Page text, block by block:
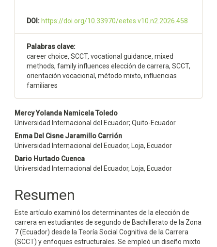
DOI: https://doi.org/10.33970/eetes.v10.n2.2026.458
Palabras clave:
career choice, SCCT, vocational guidance, mixed
methods, family influences elección de carrera, SCCT,
orientación vocacional, método mixto, influencias
familiares
Contenido
principal
del
artículo
Mercy Yolanda Namicela Toledo
Universidad Internacional del Ecuador; Quito-Ecuador
Enma Del Cisne Jaramillo Carrión
Universidad Internacional del Ecuador, Loja, Ecuador
Dario Hurtado Cuenca
Universidad Internacional del Ecuador, Loja, Ecuador
Resumen
Este artículo examinó los determinantes de la elección de
carrera en estudiantes de segundo de Bachillerato de la Zona
7 (Ecuador) desde la Teoría Social Cognitiva de la Carrera
(SCCT) y enfoques estructurales. Se empleó un diseño mixto